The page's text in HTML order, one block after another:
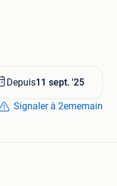
Depuis11 sept. '25
Signaler à 2ememain